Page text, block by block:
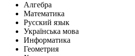
Алгебра
Математика
Русский язык
Українська мова
Информатика
Геометрия